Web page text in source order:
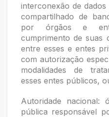
interconexão de
compartilhado de
por órgãos e
cumprimento de suas
entre esses e entes
com autorização
modalidades de
esses entes públicos,
Autoridade nacional:
pública responsável